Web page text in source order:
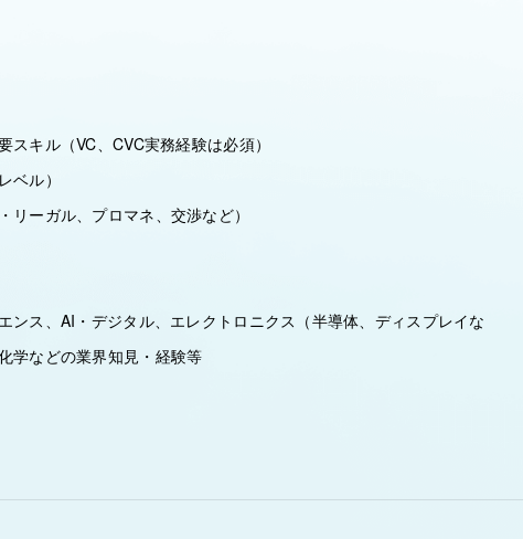
キル（VC、CVC実務経験は必須）
ベル）
ーガル、プロマネ、交渉など）
ンス、AI・デジタル、エレクトロニクス（半導体、ディスプレイな
学などの業界知見・経験等